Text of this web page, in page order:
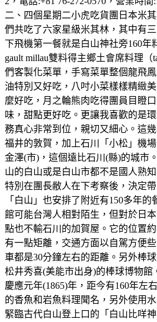
二、四個星期二小虎吃貨團日本米
們共吃了六家星級米其林，其中有
下飛機第一餐就是白山神社旁160年
gault millau雙料得主鄉土會席料理（
們客製化菜單，手寫菜單整個龍飛
油特別又好吃，八吋小菜樣樣精緻
麼好吃，月之輪熊肉吃得團員目瞪
味，甜點更好吃。更讓我喜歡的是
務真心非常到位，親切又細心。這
福井的敦賀，加上石川「小松」機
金澤(市)，這個遠比石川(縣)的城市
山的白山或是白山市都不是國人熟
特別在團長敝人在下考察後，決定
「白山」也安排了附近有150多年
館可能台灣人相對陌生，但對於日
點也不輸石川的加賀屋。它的位置
有一點矩離，交通方面以自駕方便
車都是30分鐘左右的距離。另外棒
松井秀喜(美能市出身)的棒球博物館
慶應元年(1865)年，距今有160年左
的香魚和岩魚料理聞名，另外使用
緊臨古代白山登上口的「白山比咩